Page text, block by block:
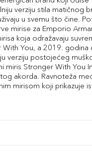
verziju stila matičnog
u svemu što čine.
mirise za Emporio
koja odražavaju
With You, a 2019. godina
verziju postojećeg
miris Stronger With You
akorda. Ravnoteža
mirisom koji prikazuje